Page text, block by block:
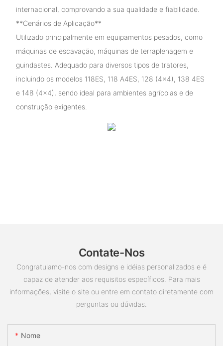
internacional, comprovando a sua qualidade e fiabilidade.
**Cenários de Aplicação**
Utilizado principalmente em equipamentos pesados, como
máquinas de escavação, máquinas de terraplenagem e
guindastes. Adequado para diversos tipos de tratores,
incluindo os modelos 118ES, 118 A4ES, 128 (4×4), 138 4ES
e 148 (4×4), sendo ideal para ambientes agrícolas e de
construção exigentes.
Contate-Nos
Congratulamo-nos com designs e idéias personalizados e é
capaz de atender aos requisitos específicos. Para mais
informações, visite o site ou entre em contato diretamente com
perguntas ou dúvidas.
Nome